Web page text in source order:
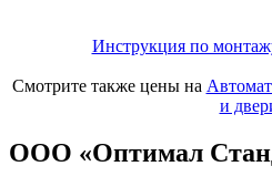
Инструкция по
Смотрите также цены на
и
ООО «Оптимал